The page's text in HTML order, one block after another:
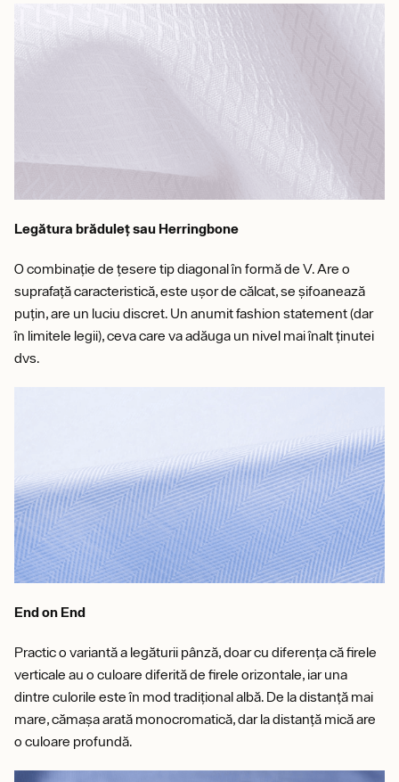
Legătura brăduleț sau Herringbone
O combinație de țesere tip diagonal în formă de V. Are o
suprafață caracteristică, este ușor de călcat, se șifoanează
puțin, are un luciu discret. Un anumit fashion statement (dar
în limitele legii), ceva care va adăuga un nivel mai înalt ținutei
dvs.
End on End
Practic o variantă a legăturii pânză, doar cu diferența că firele
verticale au o culoare diferită de firele orizontale, iar una
dintre culorile este în mod tradițional albă. De la distanță mai
mare, cămașa arată monocromatică, dar la distanță mică are
o culoare profundă.